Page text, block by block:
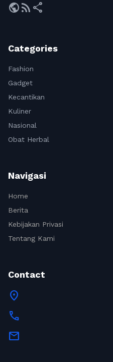
publicrss_feed share
Categories
Fashion
Gadget
Kecantikan
Kuliner
Nasional
Obat Herbal
Navigasi
Home
Berita
Kebijakan Privasi
Tentang Kami
Contact
location_on
call
mail